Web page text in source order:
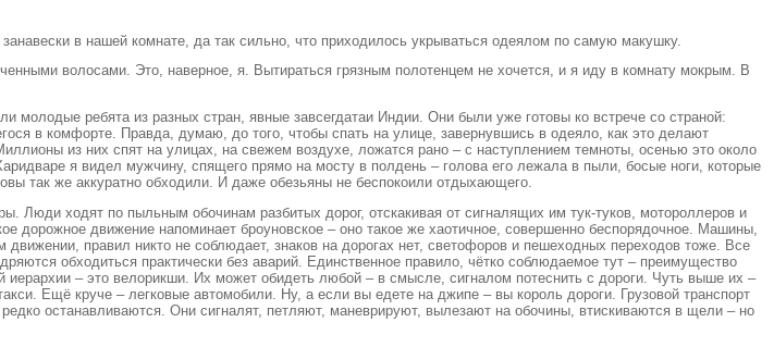
в нашей комнате, да так сильно, что приходилось укрываться одеялом по самую макушку.
волосами. Это, наверное, я. Вытираться грязным полотенцем не хочется, и я иду в комнату мокрым. В
ребята из разных стран, явные завсегдатаи Индии. Они были уже готовы ко встрече со страной:
в комфорте. Правда, думаю, до того, чтобы спать на улице, завернувшись в одеяло, как это делают
из них спят на улицах, на свежем воздухе, ложатся рано – с наступлением темноты, осенью это около
я видел мужчину, спящего прямо на мосту в полдень – голова его лежала в пыли, босые ноги, которые
так же аккуратно обходили. И даже обезьяны не беспокоили отдыхающего.
ходят по пыльным обочинам разбитых дорог, отскакивая от сигналящих им тук-туков, мотороллеров и
дорожное движение напоминает броуновское – оно такое же хаотичное, совершенно беспорядочное. Машины,
правил никто не соблюдает, знаков на дорогах нет, светофоров и пешеходных переходов тоже. Все
обходиться практически без аварий. Единственное правило, чётко соблюдаемое тут – преимущество
– это велорикши. Их может обидеть любой – в смысле, сигналом потеснить с дороги. Чуть выше их –
Ещё круче – легковые автомобили. Ну, а если вы едете на джипе – вы король дороги. Грузовой транспорт
останавливаются. Они сигналят, петляют, маневрируют, вылезают на обочины, втискиваются в щели – но